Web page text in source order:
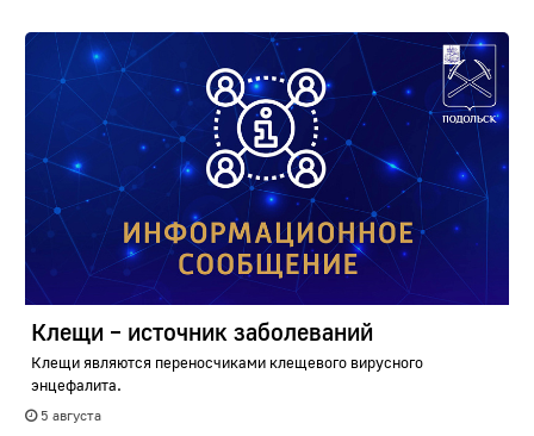
Клещи – источник заболеваний
Клещи являются переносчиками клещевого вирусного
энцефалита.
5 августа